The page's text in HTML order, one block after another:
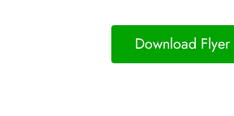
Download Flyer